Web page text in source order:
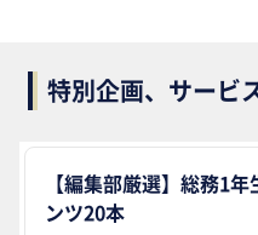
特別企画、サービ
【編集部厳選】総務1
ンツ20本